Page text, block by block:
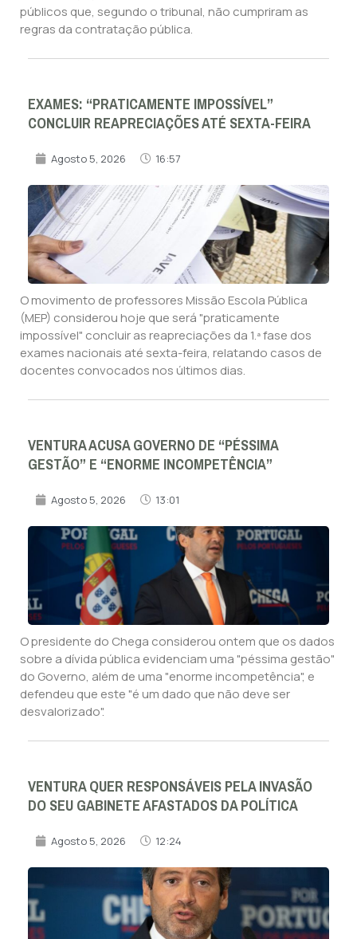
públicos que, segundo o tribunal, não cumpriram as
regras da contratação pública.
EXAMES: “PRATICAMENTE IMPOSSÍVEL”
CONCLUIR REAPRECIAÇÕES ATÉ SEXTA-FEIRA
Agosto 5, 2026 16:57
O movimento de professores Missão Escola Pública
(MEP) considerou hoje que será "praticamente
impossível" concluir as reapreciações da 1.ª fase dos
exames nacionais até sexta-feira, relatando casos de
docentes convocados nos últimos dias.
VENTURA ACUSA GOVERNO DE “PÉSSIMA
GESTÃO” E “ENORME INCOMPETÊNCIA”
Agosto 5, 2026 13:01
O presidente do Chega considerou ontem que os dados
sobre a dívida pública evidenciam uma "péssima gestão"
do Governo, além de uma "enorme incompetência", e
defendeu que este "é um dado que não deve ser
desvalorizado".
VENTURA QUER RESPONSÁVEIS PELA INVASÃO
DO SEU GABINETE AFASTADOS DA POLÍTICA
Agosto 5, 2026 12:24